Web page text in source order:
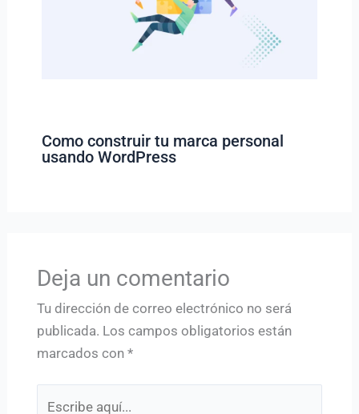
Como construir tu marca personal
usando WordPress
Deja un comentario
Tu dirección de correo electrónico no será
publicada. Los campos obligatorios están
marcados con *